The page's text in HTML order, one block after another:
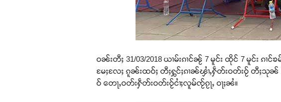
ဝၼ်းတီႈ 31/03/2018 ယၢမ်းၵၢင်ၼႂ် 7 မူင်း ထိုင် 7 မူင်း ၵ
မႄႈလႄႈ ၵူၼ်းထဝ်ႈ တီႈႁွင်ႈၵၢၼ်ၾၢႆႇႁဵတ်းဝတ်းဝႂ် တီႈသုၼ်
ဝ် တေႃႇဝတ်းႁဵတ်းဝတ်းဝႂ်ငၢႆႈလူမ်ၸႂ်ၵႂႃႇ ဝႃႈၼႆ။